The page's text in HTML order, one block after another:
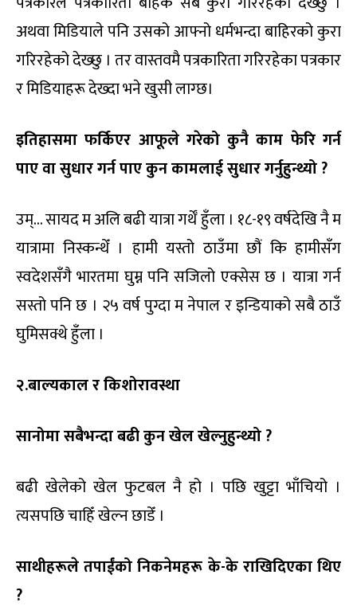
अथवा मिडियाले पनि उसको आफ्नो धर्मभन्दा बाहिरको कुरा
गरिरहेको देख्छु । तर वास्तवमै पत्रकारिता गरिरहेका पत्रकार
र मिडियाहरू देख्दा भने खुसी लाग्छ।
इतिहासमा फर्किएर आफूले गरेको कुनै काम फेरि गर्न
पाए वा सुधार गर्न पाए कुन कामलाई सुधार गर्नुहुन्थ्यो ?
उम्… सायद म अलि बढी यात्रा गर्थेँ हुँला । १८-१९ वर्षदेखि नै म
यात्रामा निस्कन्थेँ । हामी यस्तो ठाउँमा छौं कि हामीसँग
स्वदेशसँगै भारतमा घुम्न पनि सजिलो एक्सेस छ । यात्रा गर्न
सस्तो पनि छ । २५ वर्ष पुग्दा म नेपाल र इन्डियाको सबै ठाउँ
घुमिसक्थे हुँला ।
२.बाल्यकाल र किशोरावस्था
सानोमा सबैभन्दा बढी कुन खेल खेल्नुहुन्थ्यो ?
बढी खेलेको खेल फुटबल नै हो । पछि खुट्टा भाँचियो ।
त्यसपछि चाहिँ खेल्न छाडेँ ।
साथीहरूले तपाईंको निकनेमहरू के-के राखिदिएका थिए
?